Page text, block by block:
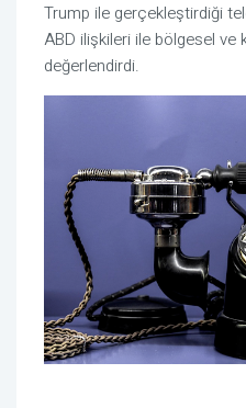
Trump ile gerçekleştirdiği
ABD ilişkileri ile bölgesel ve
değerlendirdi.